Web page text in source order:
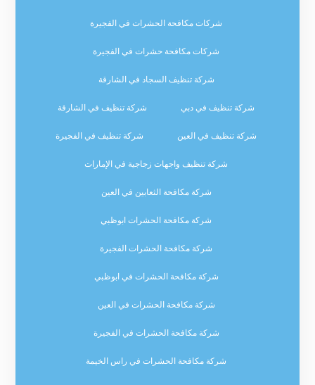
شركات مكافحة الحشرات في الفجيرة
شركات مكافحة حشرات في الفجيرة
شركة تنظيف السجاد في الشارقة
شركة تنظيف في دبي شركة تنظيف في الشارقة
شركة تنظيف في العين شركة تنظيف في الفجيرة
شركة تنظيف واجهات زجاجية في الإمارات
شركة مكافحة الثعابين في العين
شركة مكافحة الحشرات ابوظبي
شركة مكافحة الحشرات الفجيرة
شركة مكافحة الحشرات في ابوظبي
شركة مكافحة الحشرات في العين
شركة مكافحة الحشرات في الفجيرة
شركة مكافحة الحشرات في راس الخيمة